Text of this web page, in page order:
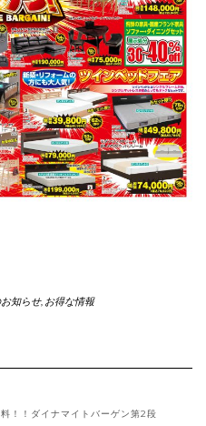
知らせ, お得な情報
！！ダイナマイトバーゲン第2段